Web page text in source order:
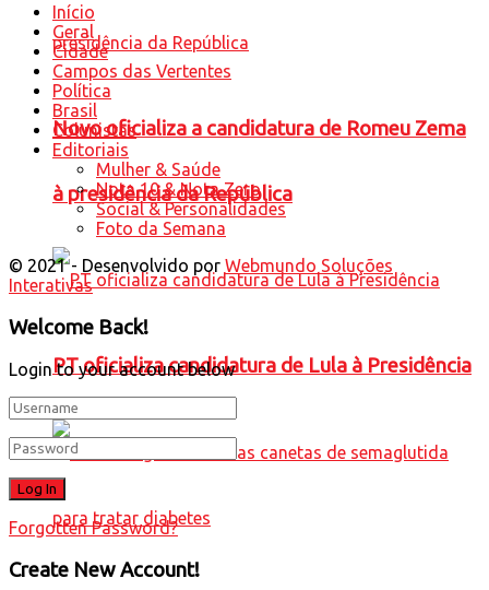
Novo oficializa a candidatura de Romeu Zema
à presidência da República
PT oficializa candidatura de Lula à Presidência
Início
Geral
Cidade
Campos das Vertentes
Política
Brasil
Colunistas
Editoriais
Mulher & Saúde
Nota 10 & Nota Zero
Social & Personalidades
Foto da Semana
© 2021 - Desenvolvido por Webmundo Soluções
Interativas
Welcome Back!
Login to your account below
Forgotten Password?
Create New Account!